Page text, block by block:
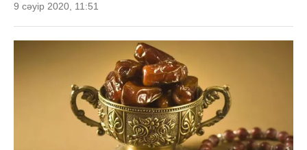
9 сәуір 2020, 11:51